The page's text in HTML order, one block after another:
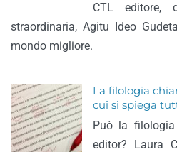
CTL editore,
straordinaria, Agitu Ideo
mondo migliore.
La filologia
cui si spiega
Può la
editor? Laura